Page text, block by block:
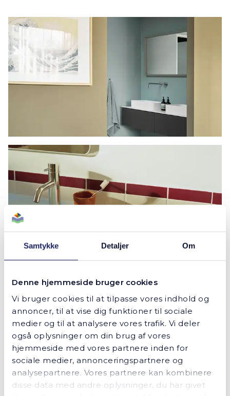
Samtykke Detaljer Om
Denne hjemmeside bruger cookies
Vi bruger cookies til at tilpasse vores indhold og
annoncer, til at vise dig funktioner til sociale
medier og til at analysere vores trafik. Vi deler
også oplysninger om din brug af vores
hjemmeside med vores partnere inden for
sociale medier, annonceringspartnere og
analysepartnere. Vores partnere kan kombinere
disse data med andre oplysninger, du har givet